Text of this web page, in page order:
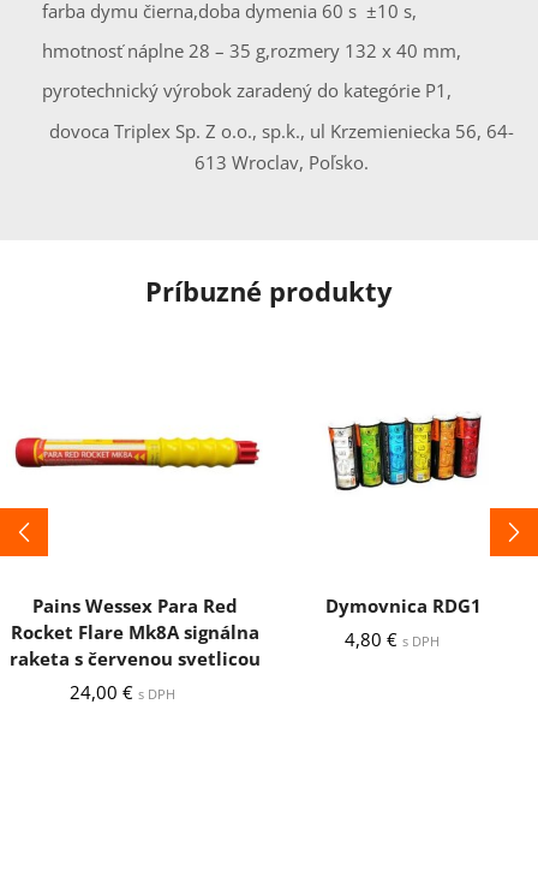
farba dymu čierna,doba dymenia 60 s ±10 s,
hmotnosť náplne 28 – 35 g,rozmery 132 x 40 mm,
pyrotechnický výrobok zaradený do kategórie P1,
dovoca Triplex Sp. Z o.o., sp.k., ul Krzemieniecka 56, 64-
613 Wroclav, Poľsko.
Príbuzné produkty
Pains Wessex Para Red
Rocket Flare Mk8A signálna
raketa s červenou svetlicou
24,00 € s DPH
Dymovnica RDG1
4,80 € s DPH